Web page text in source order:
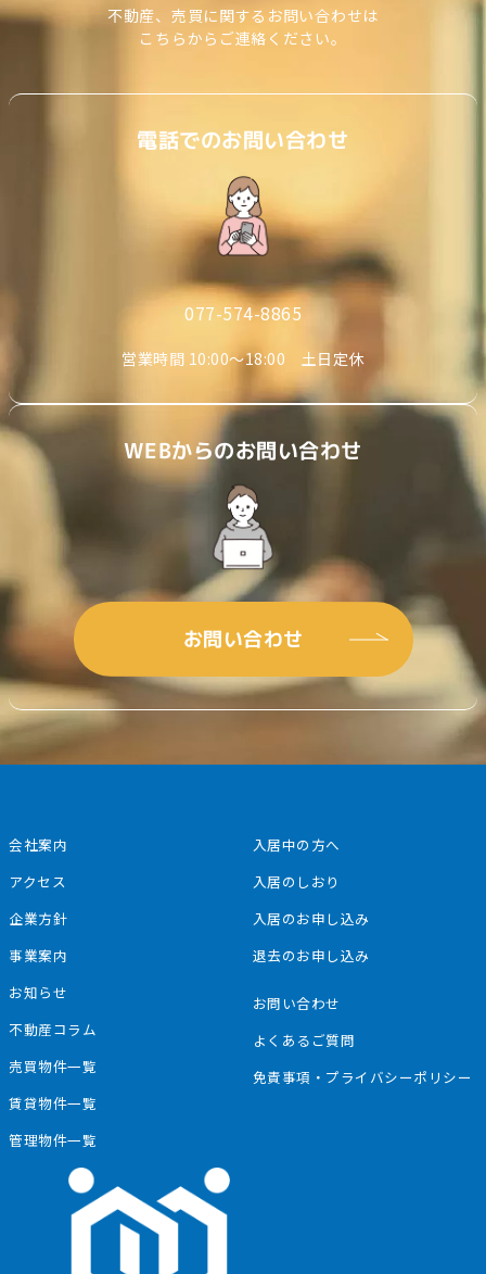
不動産、売買に関するお問い合わせは
こちらからご連絡ください。
電話でのお問い合わせ
077-574-8865
営業時間 10:00〜18:00 土日定休
WEBからのお問い合わせ
お問い合わせ
会社案内
アクセス
企業⽅針
事業案内
お知らせ
不動産コラム
⼊居中の⽅へ
⼊居のしおり
⼊居のお申し込み
退去のお申し込み
売買物件⼀覧
賃貸物件⼀覧
管理物件⼀覧
お問い合わせ
よくあるご質問
免責事項‧プライバシーポリシー